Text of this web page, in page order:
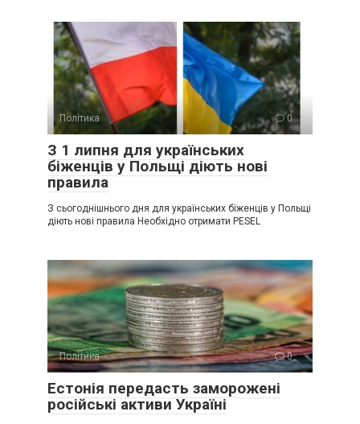
Політика 0
З 1 липня для українських
біженців у Польщі діють нові
правила
З сьогоднішнього дня для українських біженців у Польщі
діють нові правила Необхідно отримати PESEL
Політика 0
Естонія передасть заморожені
російські активи Україні